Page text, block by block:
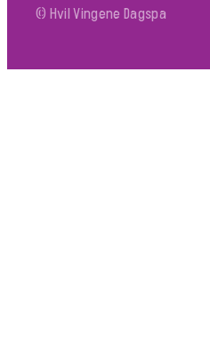
© Hvil Vingene Dagspa